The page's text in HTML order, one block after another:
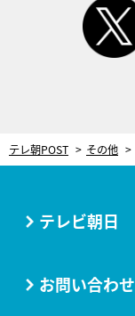
テレ朝POST その他
テレビ朝日
お問い合わせ